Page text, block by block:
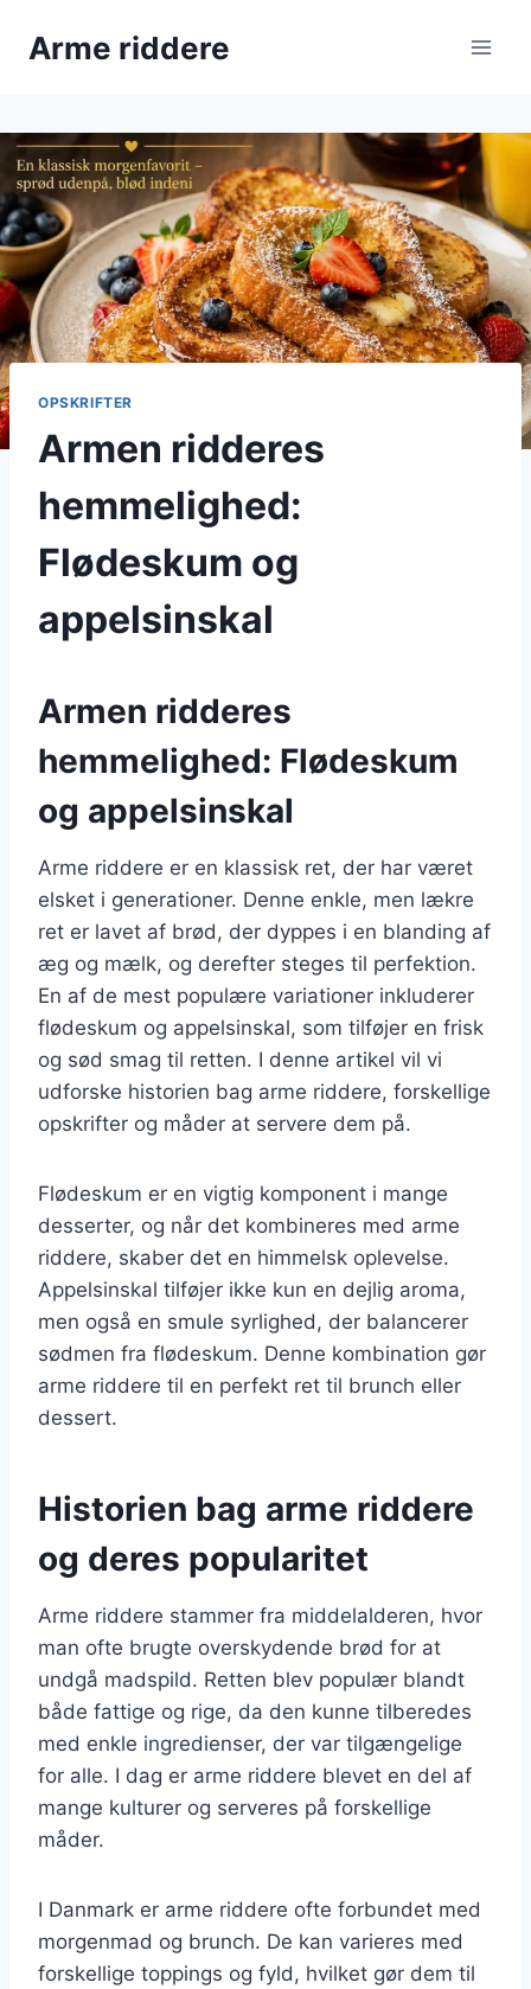
Arme riddere
OPSKRIFTER
Armen ridderes
hemmelighed:
Flødeskum og
appelsinskal
Armen ridderes
hemmelighed: Flødeskum
og appelsinskal
Arme riddere er en klassisk ret, der har været
elsket i generationer. Denne enkle, men lækre
ret er lavet af brød, der dyppes i en blanding af
æg og mælk, og derefter steges til perfektion.
En af de mest populære variationer inkluderer
flødeskum og appelsinskal, som tilføjer en frisk
og sød smag til retten. I denne artikel vil vi
udforske historien bag arme riddere, forskellige
opskrifter og måder at servere dem på.
Flødeskum er en vigtig komponent i mange
desserter, og når det kombineres med arme
riddere, skaber det en himmelsk oplevelse.
Appelsinskal tilføjer ikke kun en dejlig aroma,
men også en smule syrlighed, der balancerer
sødmen fra flødeskum. Denne kombination gør
arme riddere til en perfekt ret til brunch eller
dessert.
Historien bag arme riddere
og deres popularitet
Arme riddere stammer fra middelalderen, hvor
man ofte brugte overskydende brød for at
undgå madspild. Retten blev populær blandt
både fattige og rige, da den kunne tilberedes
med enkle ingredienser, der var tilgængelige
for alle. I dag er arme riddere blevet en del af
mange kulturer og serveres på forskellige
måder.
I Danmark er arme riddere ofte forbundet med
morgenmad og brunch. De kan varieres med
forskellige toppings og fyld, hvilket gør dem til